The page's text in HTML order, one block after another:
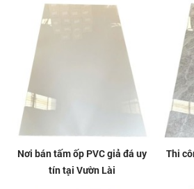
Nơi bán tấm ốp PVC giả đá uy
tín tại Vườn Lài
Thi